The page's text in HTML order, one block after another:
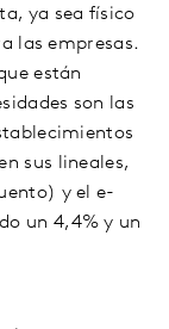
ya sea físico
las empresas.
están
son las
sus lineales,
y el e-
un 4,4% y un